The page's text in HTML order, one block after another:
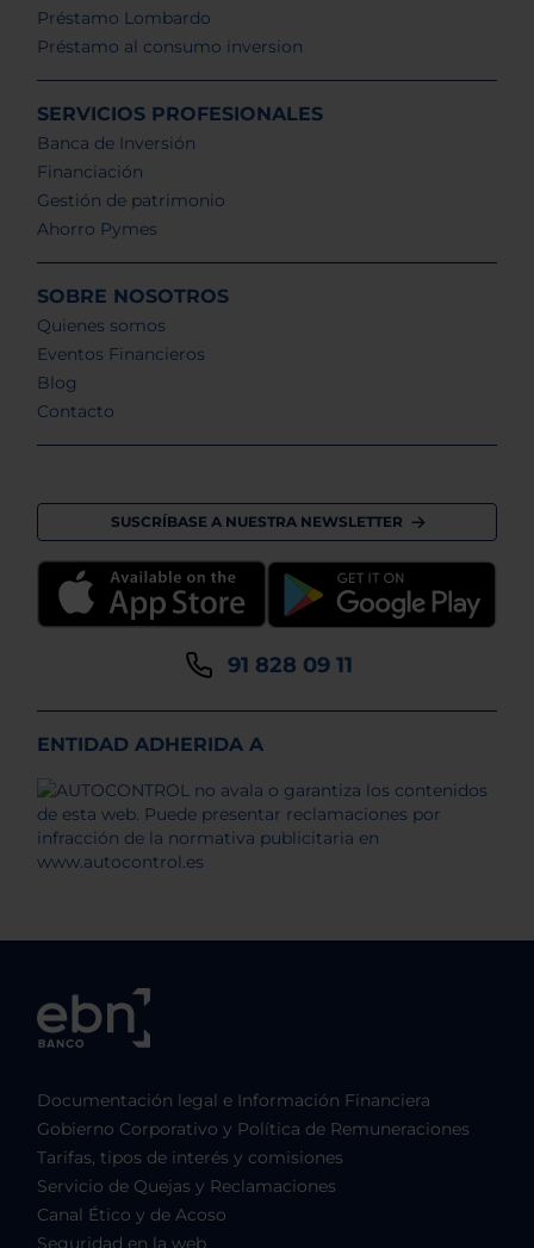
Préstamo Lombardo
Préstamo al consumo inversion
SERVICIOS PROFESIONALES
Banca de Inversión
Financiación
Gestión de patrimonio
Ahorro Pymes
SOBRE NOSOTROS
Quienes somos
Eventos Financieros
Blog
Contacto
SUSCRÍBASE A NUESTRA NEWSLETTER
91 828 09 11
ENTIDAD ADHERIDA A
Documentación legal e Información Financiera
Gobierno Corporativo y Política de Remuneraciones
Tarifas, tipos de interés y comisiones
Servicio de Quejas y Reclamaciones
Canal Ético y de Acoso
Seguridad en la web